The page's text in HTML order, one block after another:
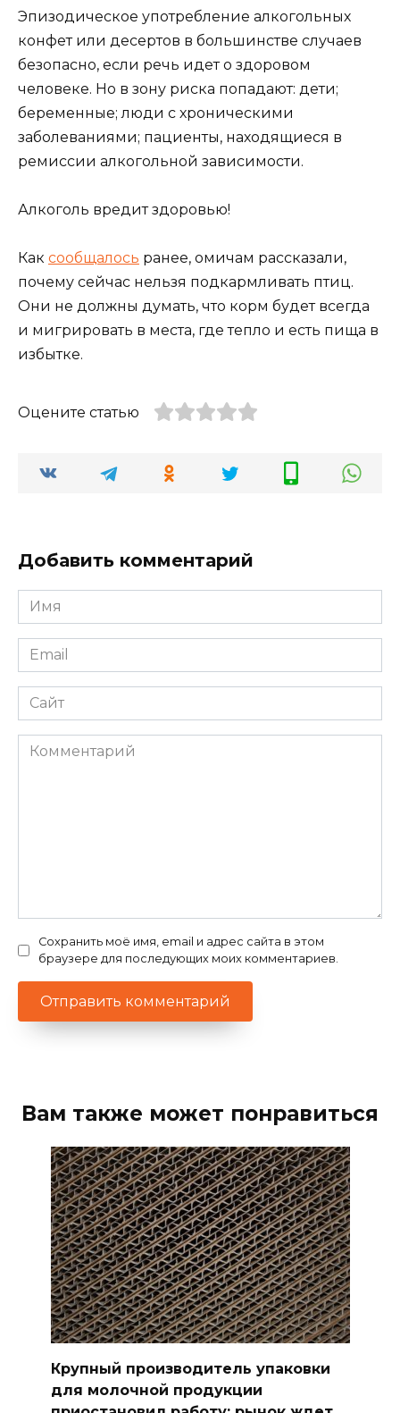
Эпизодическое употребление алкогольных
конфет или десертов в большинстве случаев
безопасно, если речь идет о здоровом
человеке. Но в зону риска попадают: дети;
беременные; люди с хроническими
заболеваниями; пациенты, находящиеся в
ремиссии алкогольной зависимости.
Алкоголь вредит здоровью!
Как сообщалось ранее, омичам рассказали,
почему сейчас нельзя подкармливать птиц.
Они не должны думать, что корм будет всегда
и мигрировать в места, где тепло и есть пища в
избытке.
Оцените статью
Добавить комментарий
Имя
*
Email
*
Сайт
Комментарий
Сохранить моё имя, email и адрес сайта в этом
браузере для последующих моих комментариев.
Вам также может понравиться
Крупный производитель упаковки
для молочной продукции